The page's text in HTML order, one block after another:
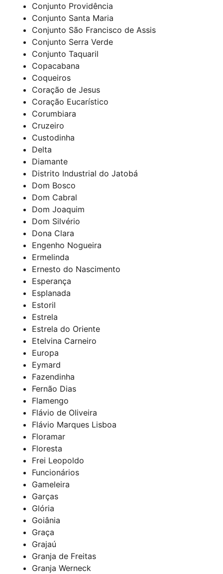
Conjunto Providência
Conjunto Santa Maria
Conjunto São Francisco de Assis
Conjunto Serra Verde
Conjunto Taquaril
Copacabana
Coqueiros
Coração de Jesus
Coração Eucarístico
Corumbiara
Cruzeiro
Custodinha
Delta
Diamante
Distrito Industrial do Jatobá
Dom Bosco
Dom Cabral
Dom Joaquim
Dom Silvério
Dona Clara
Engenho Nogueira
Ermelinda
Ernesto do Nascimento
Esperança
Esplanada
Estoril
Estrela
Estrela do Oriente
Etelvina Carneiro
Europa
Eymard
Fazendinha
Fernão Dias
Flamengo
Flávio de Oliveira
Flávio Marques Lisboa
Floramar
Floresta
Frei Leopoldo
Funcionários
Gameleira
Garças
Glória
Goiânia
Graça
Grajaú
Granja de Freitas
Granja Werneck